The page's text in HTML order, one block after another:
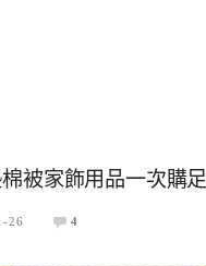
被家飾用品一次購
26 4